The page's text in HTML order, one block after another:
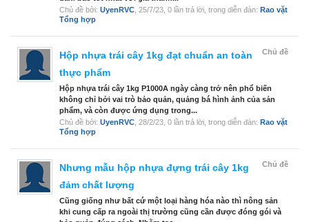
Chủ đề bởi: UyenRVC 25/7/23 , 0 lần trả lời, trong diễn đàn: Rao vặt
Tổng hợp
Chủ đề
Hộp nhựa trái cây 1kg đạt chuẩn an toàn
thực phẩm
Hộp nhựa trái cây 1kg P1000A ngày càng trở nên phổ biến
không chỉ bởi vai trò bảo quản, quảng bá hình ảnh của sản
phẩm, và còn được ứng dụng trong...
Chủ đề bởi: UyenRVC 28/2/23 , 0 lần trả lời, trong diễn đàn: Rao vặt
Tổng hợp
Chủ đề
Nhưng mẫu hộp nhựa đựng trái cây 1kg
đảm chất lượng
Cũng giống như bất cứ một loại hàng hóa nào thì nông sản
khi cung cấp ra ngoài thị trường cũng cần được đóng gói và